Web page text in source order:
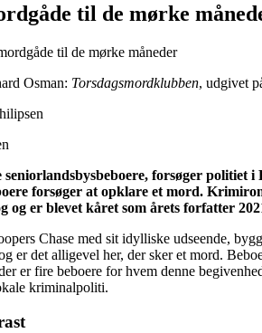
til de mørke
Osman: Torsdagsmordklubben, udgivet
forsøger politiet
forsøger at opklare et mord.
og er blevet kåret som årets forfatter
Chase med sit idylliske udseende,
er det alligevel her, der sker et mord.
er fire beboere for hvem denne
kriminalpoliti.